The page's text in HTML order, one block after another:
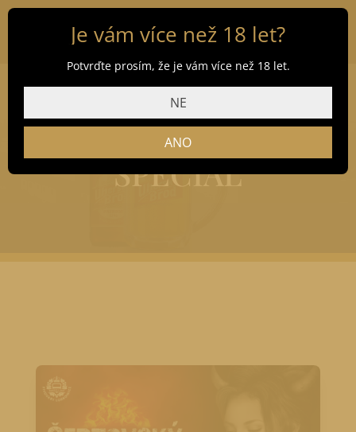
ČERTOVSKÝ
SPECIÁL
Je vám více než 18 let?
Potvrďte prosím, že je vám více než 18 let.
NE
ANO